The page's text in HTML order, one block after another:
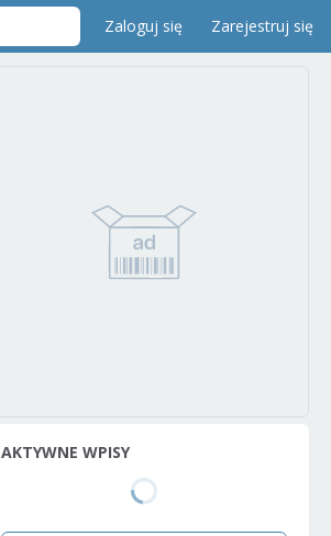
Zaloguj się Zarejestruj się
AKTYWNE WPISY